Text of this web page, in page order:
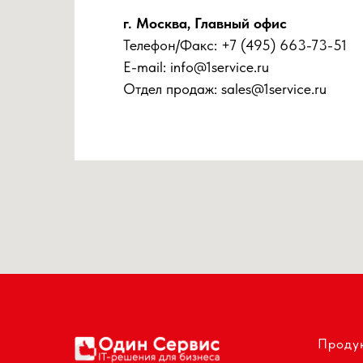
г. Москва, Главный офис
Телефон/Факс: +7 (495) 663-73-51
E-mail: info@1service.ru
Отдел продаж: sales@1service.ru